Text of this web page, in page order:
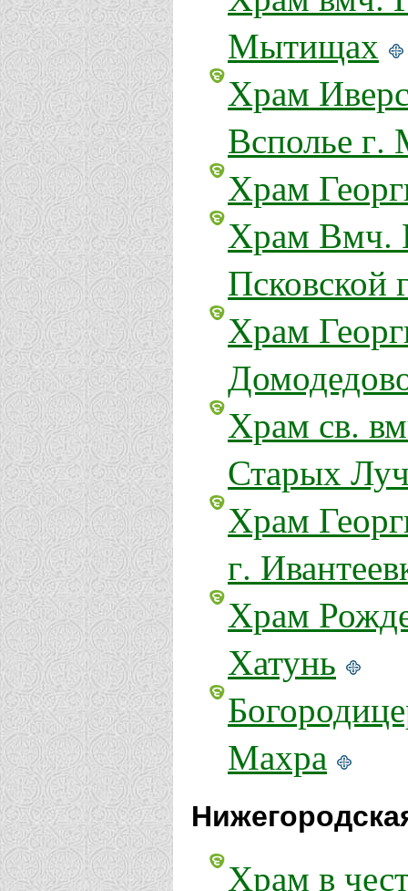
Мытищах
Храм
Всполье г.
Храм
Храм Вмч.
Псковской
Храм
Храм св.
Старых
Храм
г.
Храм
Хатунь
Махра
Храм в